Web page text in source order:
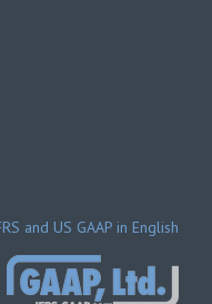
and US GAAP in English